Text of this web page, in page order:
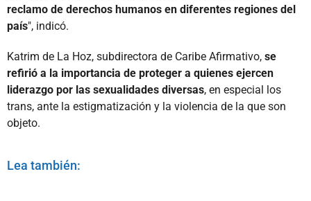
reclamo de derechos humanos en diferentes regiones del
país", indicó.
Katrim de La Hoz, subdirectora de Caribe Afirmativo, se
refirió a la importancia de proteger a quienes ejercen
liderazgo por las sexualidades diversas, en especial los
trans, ante la estigmatización y la violencia de la que son
objeto.
Lea también: